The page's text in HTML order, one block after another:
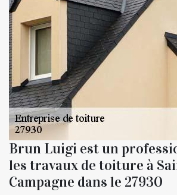
Brun Luigi est un
les travaux de toiture à
Campagne dans le 27930